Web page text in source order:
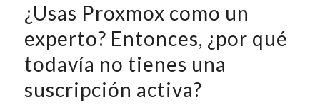
¿Usas Proxmox como un
experto? Entonces, ¿por qué
todavía no tienes una
suscripción activa?